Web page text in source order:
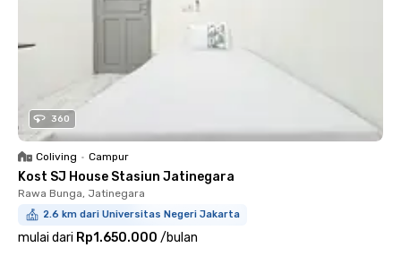
360
Coliving • Campur
Kost SJ House Stasiun Jatinegara
Rawa Bunga, Jatinegara
2.6 km dari Universitas Negeri Jakarta
mulai dari Rp1.650.000 /bulan